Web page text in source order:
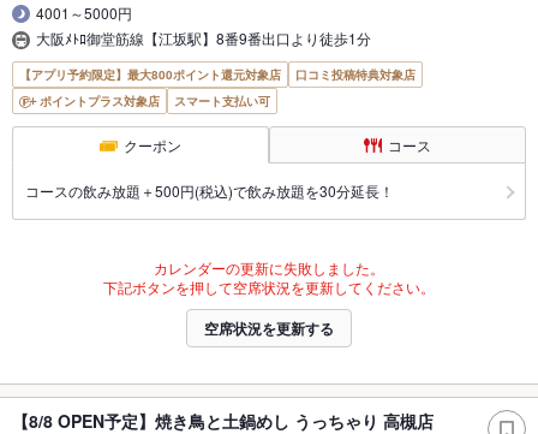
4001～5000円
大阪ﾒﾄﾛ御堂筋線【江坂駅】8番9番出口より徒歩1分
【アプリ予約限定】最大800ポイント還元対象店
口コミ投稿特典対象店
ポイントプラス対象店
スマート支払い可
クーポン コース
コースの飲み放題＋500円(税込)で飲み放題を30分延長！
カレンダーの更新に失敗しました。
下記ボタンを押して空席状況を更新してください。
空席状況を更新する
【8/8 OPEN予定】焼き鳥と土鍋めし うっちゃり 高槻店